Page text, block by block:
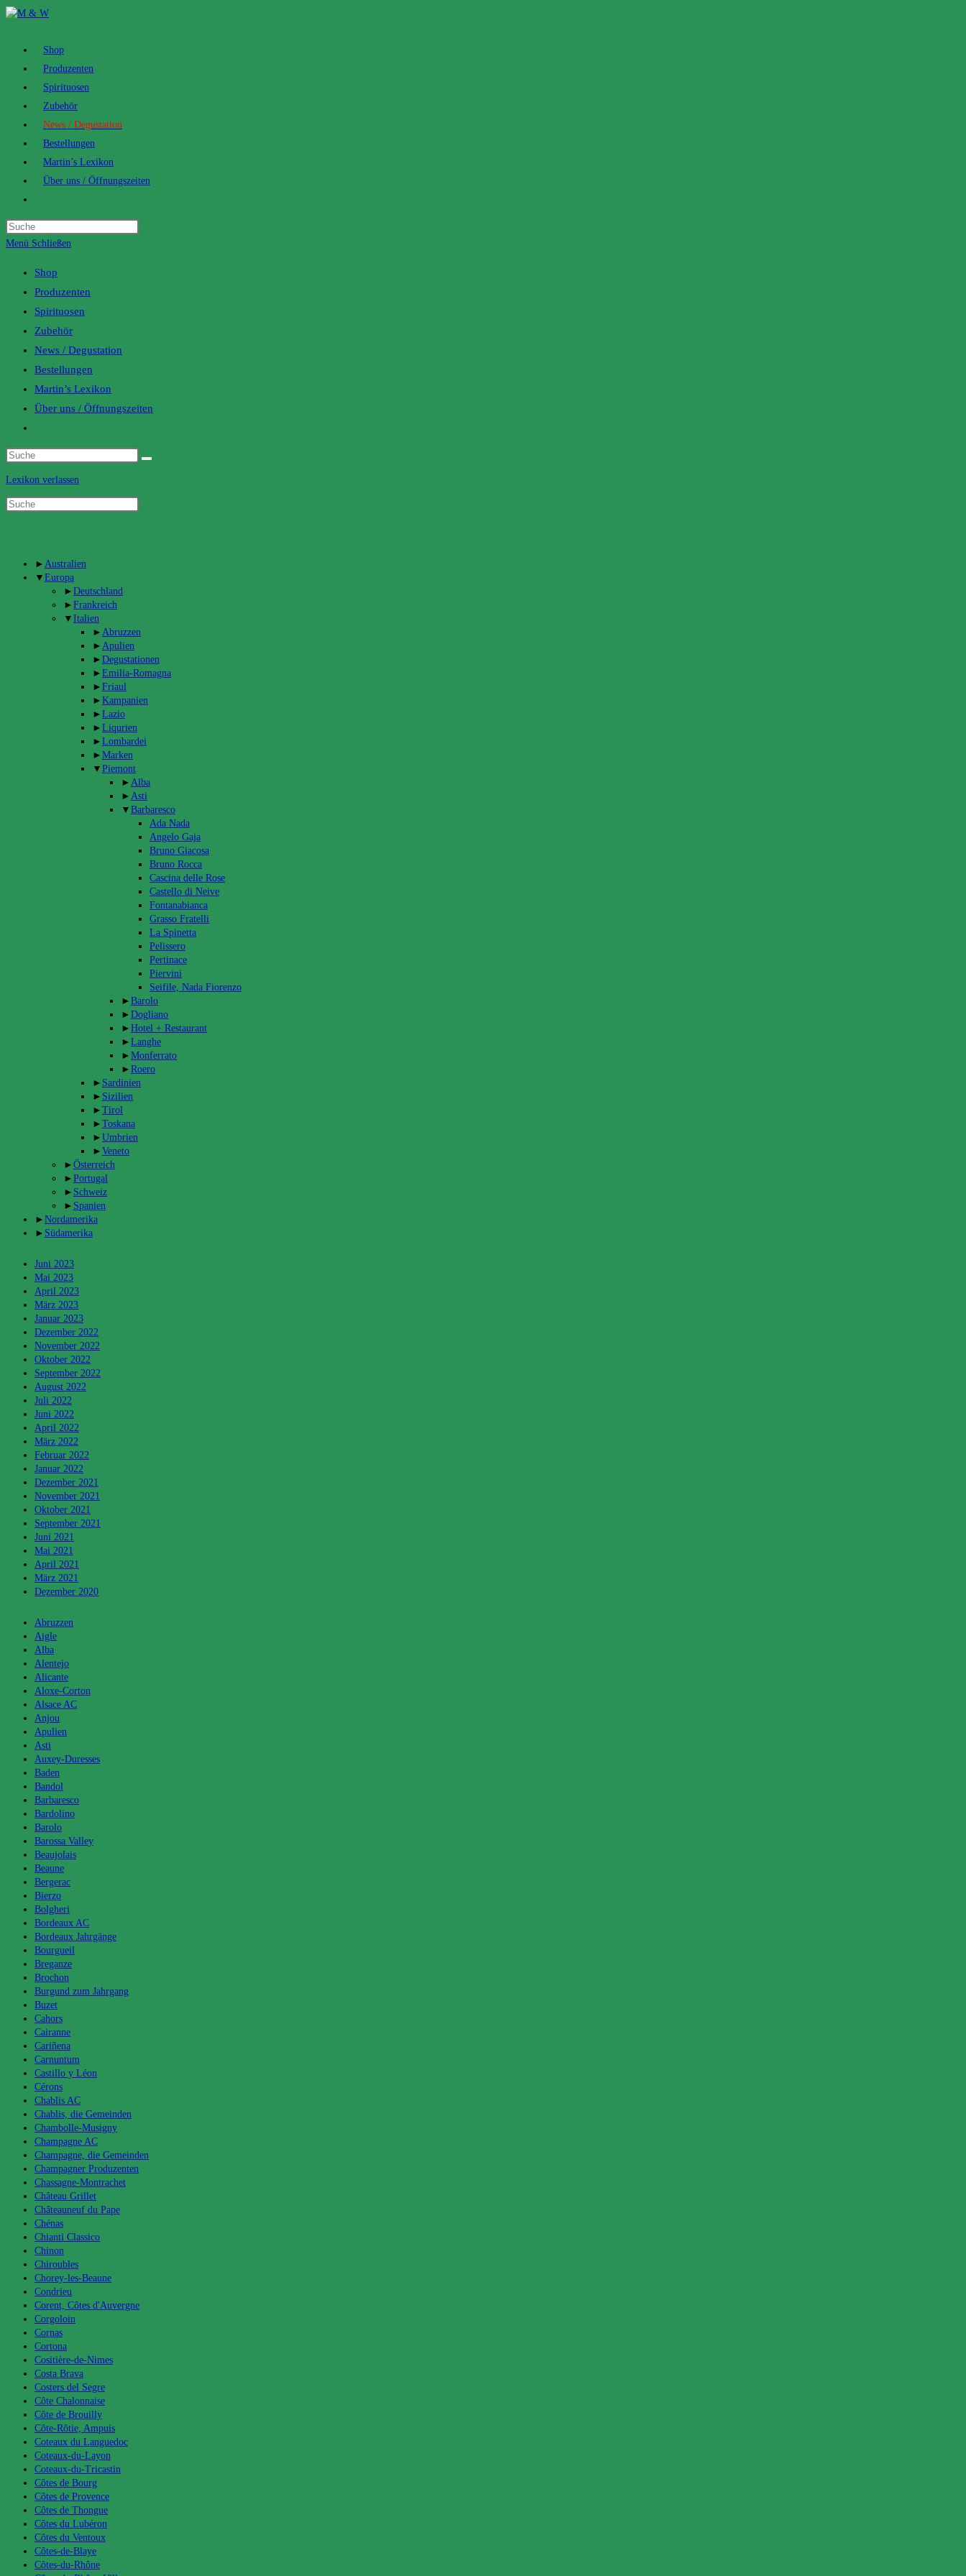
Zum
Shop
Produzenten
Spirituosen
Zubehör
News / Degustation
Bestellungen
Martin’s Lexikon
Über uns / Öffnungszeiten
website
search
Menü Schließen
Shop
Produzenten
Spirituosen
Zubehör
News / Degustation
Bestellungen
Martin’s Lexikon
Über uns / Öffnungszeiten
website
search
Lexikon verlassen
► Australien
▼ Europa
► Deutschland
► Frankreich
▼ Italien
► Abruzzen
► Apulien
► Degustationen
► Emilia-Romagna
► Friaul
► Kampanien
► Lazio
► Liqurien
► Lombardei
► Marken
▼ Piemont
► Alba
► Asti
▼ Barbaresco
Ada Nada
Angelo Gaja
Bruno Giacosa
Bruno Rocca
Cascina delle Rose
Castello di Neive
Fontanabianca
Grasso Fratelli
La Spinetta
Pelissero
Pertinace
Piervini
Seifile, Nada Fiorenzo
► Barolo
► Dogliano
► Hotel + Restaurant
► Langhe
► Monferrato
► Roero
► Sardinien
► Sizilien
► Tirol
► Toskana
► Umbrien
► Veneto
► Österreich
► Portugal
► Schweiz
► Spanien
► Nordamerika
► Südamerika
Juni 2023
Mai 2023
April 2023
März 2023
Januar 2023
Dezember 2022
November 2022
Oktober 2022
September 2022
August 2022
Juli 2022
Juni 2022
April 2022
März 2022
Februar 2022
Januar 2022
Dezember 2021
November 2021
Oktober 2021
September 2021
Juni 2021
Mai 2021
April 2021
März 2021
Dezember 2020
Kategorien
Abruzzen
Aigle
Alba
Alentejo
Alicante
Aloxe-Corton
Alsace AC
Anjou
Apulien
Asti
Auxey-Duresses
Baden
Bandol
Barbaresco
Bardolino
Barolo
Barossa Valley
Beaujolais
Beaune
Bergerac
Bierzo
Bolgheri
Bordeaux AC
Bordeaux Jahrgänge
Bourgueil
Breganze
Brochon
Burgund zum Jahrgang
Buzet
Cahors
Cairanne
Cariñena
Carnuntum
Castillo y Léon
Cérons
Chablis AC
Chablis, die Gemeinden
Chambolle-Musigny
Champagne AC
Champagne, die Gemeinden
Champagner Produzenten
Chassagne-Montrachet
Château Grillet
Châteauneuf du Pape
Chénas
Chianti Classico
Chinon
Chiroubles
Chorey-les-Beaune
Condrieu
Corent, Côtes d'Auvergne
Corgoloin
Cornas
Cortona
Cositière-de-Nimes
Costa Brava
Costers del Segre
Côte Chalonnaise
Côte de Brouilly
Côte-Rôtie, Ampuis
Coteaux du Languedoc
Coteaux-du-Layon
Coteaux-du-Tricastin
Côtes de Bourg
Côtes de Provence
Côtes de Thongue
Côtes du Lubéron
Côtes du Ventoux
Côtes-de-Blaye
Côtes-du-Rhône